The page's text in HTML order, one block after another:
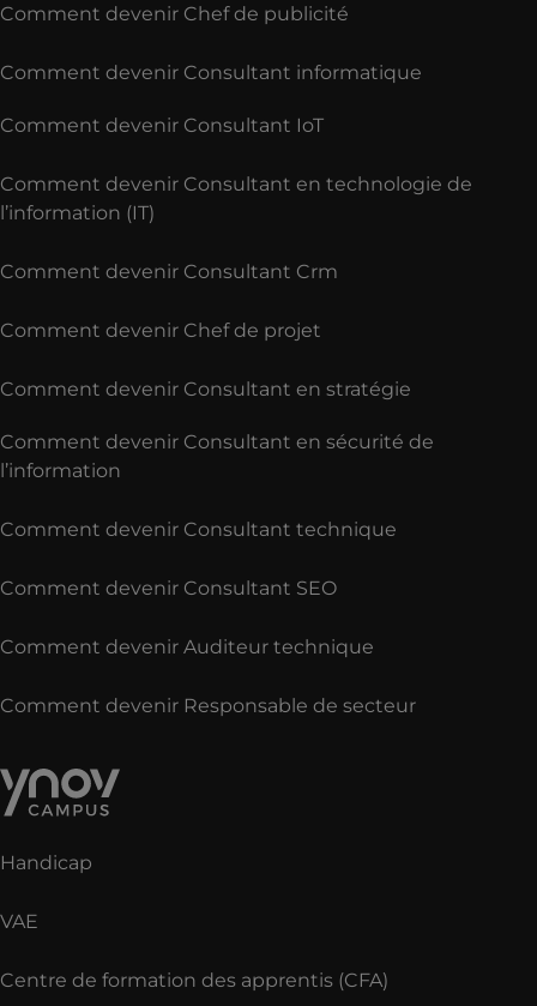
Comment devenir Chef de publicité
Comment devenir Consultant informatique
Comment devenir Consultant IoT
Comment devenir Consultant en technologie de
l’information (IT)
Comment devenir Consultant Crm
Comment devenir Chef de projet
Comment devenir Consultant en stratégie
Comment devenir Consultant en sécurité de
l’information
Comment devenir Consultant technique
Comment devenir Consultant SEO
Comment devenir Auditeur technique
Comment devenir Responsable de secteur
Handicap
VAE
Centre de formation des apprentis (CFA)